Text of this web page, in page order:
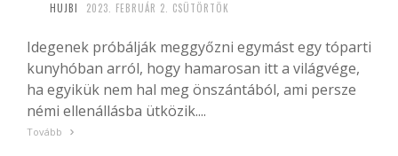
HUJBI 2023. FEBRUÁR 2. CSÜTÖRTÖK
Idegenek próbálják meggyőzni egymást egy tóparti
kunyhóban arról, hogy hamarosan itt a világvége,
ha egyikük nem hal meg önszántából, ami persze
némi ellenállásba ütközik....
Tovább